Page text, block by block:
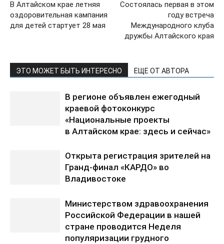
В Алтайском крае летняя
оздоровительная кампания
для детей стартует 28 мая
Состоялась первая в этом
году встреча
Международного клуба
дружбы Алтайского края
ЭТО МОЖЕТ БЫТЬ ИНТЕРЕСНО ЕЩЕ ОТ АВТОРА
В регионе объявлен ежегодный
краевой фотоконкурс
«Национальные проекты
в Алтайском крае: здесь и сейчас»
Открыта регистрация зрителей на
Гранд-финал «КАРДО» во
Владивостоке
Министерством здравоохранения
Российской Федерации в нашей
стране проводится Неделя
популяризации грудного